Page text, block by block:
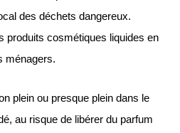
des déchets dangereux.
produits cosmétiques liquides en
ménagers.
plein ou presque plein dans le
au risque de libérer du parfum